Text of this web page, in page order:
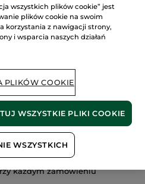
zł 54.90 zł
zł / 1l
a 12/08.
pieniędzy
każdym zamówieniu
wszystkich plików cookie” jest
plików cookie na swoim
korzystania z nawigacji strony,
i wsparcia naszych działań
PLIKÓW COOKIE
WSZYSTKICH
WSZYSTKIE PLIKI COOKIE